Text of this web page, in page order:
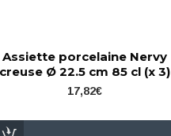
Assiette porcelaine Nervy
Ø 22.5 cm 85 cl (x 3)
17,82€